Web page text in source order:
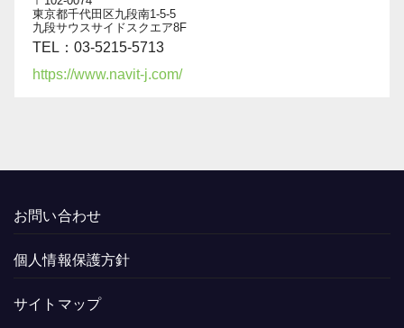
東京都千代田区九段南1-5-5
九段サウスサイドスクエア8F
TEL：03-5215-5713
https://www.navit-j.com/
お問い合わせ
個人情報保護方針
サイトマップ